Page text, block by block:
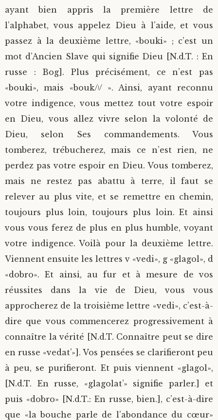
ayant bien appris la première lettre de
l’alphabet, vous appelez Dieu à l’aide, et vous
passez à la deuxième lettre, «bouki» ; c’est un
mot d’Ancien Slave qui signifie Dieu [N.d.T. : En
russe : Bog]. Plus précisément, ce n’est pas
«bouki», mais «bouk/ʲ/ ». Ainsi, ayant reconnu
votre indigence, vous mettez tout votre espoir
en Dieu, vous allez vivre selon la volonté de
Dieu, selon Ses commandements. Vous
tomberez, trébucherez, mais ce n’est rien, ne
perdez pas votre espoir en Dieu. Vous tomberez,
mais ne restez pas abattu à terre, il faut se
relever au plus vite, et se remettre en chemin,
toujours plus loin, toujours plus loin. Et ainsi
vous vous ferez de plus en plus humble, voyant
votre indigence. Voilà pour la deuxième lettre.
Viennent ensuite les lettres v «vedi», g «glagol», d
«dobro». Et ainsi, au fur et à mesure de vos
réussites dans la vie de Dieu, vous vous
approcherez de la troisième lettre «vedi», c’est-à-
dire que vous commencerez progressivement à
connaître la vérité [N.d.T. Connaître peut se dire
en russe «vedat’»]. Vos pensées se clarifieront peu
à peu, se purifieront. Et puis viennent «glagol»,
[N.d.T. En russe, «glagolat’» signifie parler.] et
puis «dobro» [N.d.T.: En russe, bien.], c’est-à-dire
que «la bouche parle de l’abondance du cœur»